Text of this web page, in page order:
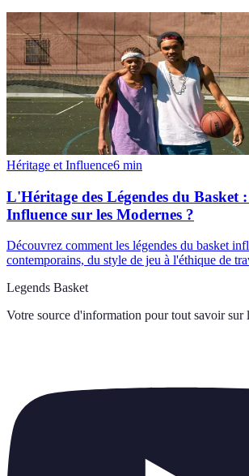
Héritage et Influence6 min
L'Héritage des Légendes du Basket
Influence sur les Modernes ?
Découvrez comment les légendes du basket
contemporains, du style de jeu à l'éthique de
Legends Basket
Votre source d'information pour tout savoir sur